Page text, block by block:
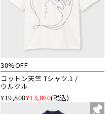
30%OFF
コットン天竺 Tシャツ.1 /
ウルクル
¥19,800¥13,860(税込)